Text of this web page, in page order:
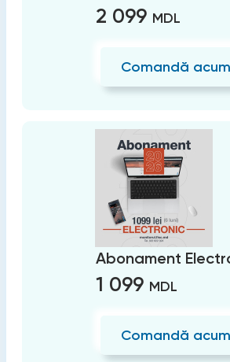
2 099 MDL
Comandă acum
Abonament
1 099 MDL
Comandă acum